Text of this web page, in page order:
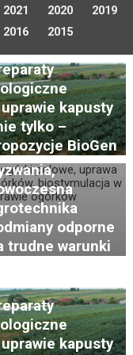
2021 2020 2019
2016
2015
kapusty
tylko –
BioGen
ogórków
–
odporne
trudne warunki
kapusty